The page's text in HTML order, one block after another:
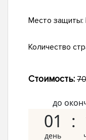
Место защиты:
Количество
Стоимость:
до
01